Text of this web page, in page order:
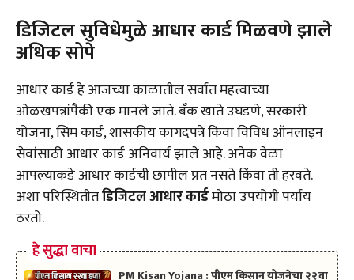
डिजिटल सुविधेमुळे आधार कार्ड मिळवणे झाले
अधिक सोपे
आधार कार्ड हे आजच्या काळातील सर्वात महत्त्वाच्या
ओळखपत्रांपैकी एक मानले जाते. बँक खाते उघडणे, सरकारी
योजना, सिम कार्ड, शासकीय कागदपत्रे किंवा विविध ऑनलाइन
सेवांसाठी आधार कार्ड अनिवार्य झाले आहे. अनेक वेळा
आपल्याकडे आधार कार्डची छापील प्रत नसते किंवा ती हरवते.
अशा परिस्थितीतडिजिटल आधार कार्डमोठा उपयोगी पर्याय
ठरतो.
हे सुद्धा वाचा
PM Kisan Yojana : पीएम किसान योजनेचा २२वा